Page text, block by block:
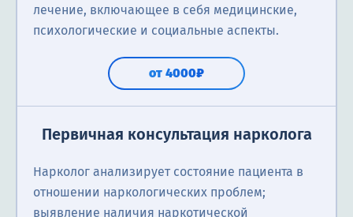
лечение, включающее в себя медицинские,
психологические и социальные аспекты.
от 4000₽
Первичная консультация нарколога
Нарколог анализирует состояние пациента в
отношении наркологических проблем;
выявление наличия наркотической